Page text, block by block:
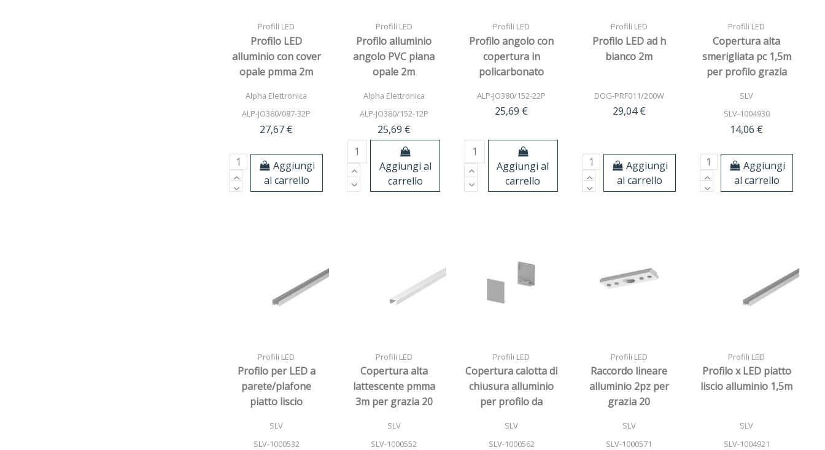
Profili LED
Profilo LED
alluminio con cover
opale pmma 2m
Alpha Elettronica
ALP-JO380/087-32P
27,67 €
Aggiungi
al carrello
Profili LED
Profilo alluminio
angolo PVC piana
opale 2m
Alpha Elettronica
ALP-JO380/152-12P
25,69 €
Aggiungi al
carrello
Profili LED
Profilo angolo con
copertura in
policarbonato
2m
ALP-JO380/152-22P
25,69 €
Aggiungi al
carrello
Profili LED
Profilo LED ad h
bianco 2m
DOG-PRF011/200W
29,04 €
Aggiungi
al carrello
Profili LED
Copertura alta
smerigliata pc 1,5m
per profilo grazia
SLV
SLV-1004930
14,06 €
Aggiungi
al carrello
Profili LED
Profilo per LED a
parete/plafone
piatto liscio
SLV
SLV-1000532
Profili LED
Copertura alta
lattescente pmma
3m per grazia 20
SLV
SLV-1000552
Profili LED
Copertura calotta di
chiusura alluminio
per profilo da
(2pz)
SLV
SLV-1000562
Profili LED
Raccordo lineare
alluminio 2pz per
grazia 20
SLV
SLV-1000571
Profili LED
Profilo x LED piatto
liscio alluminio 1,5m
SLV
SLV-1004921